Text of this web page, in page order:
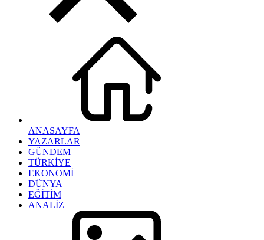
ANASAYFA
YAZARLAR
GÜNDEM
TÜRKİYE
EKONOMİ
DÜNYA
EĞİTİM
ANALİZ